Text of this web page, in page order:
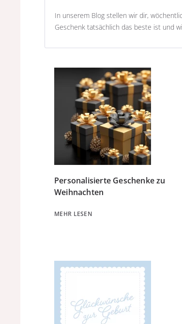
In unserem Blog stellen wir dir,
Geschenk tatsächlich das beste ist und
Personalisierte Geschenke zu
Weihnachten
MEHR LESEN